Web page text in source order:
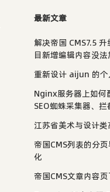
最新文章
解决帝国 CMS7.5
目新增编辑内容没
重新设计 aijun 的个
Nginx服务器上如何
SEO蜘蛛采集器、
江苏省美术与设计
帝国CMS列表的分
化
帝国CMS文章内容